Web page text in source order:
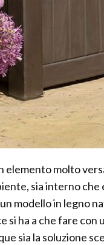
elemento molto
sia interno
modello in legno
si ha a che fare
sia la soluzione